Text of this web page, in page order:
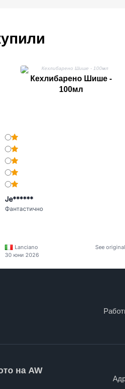
Кехлибарено Шише -
100мл
Je******
Фантастично
Lanciano
See original
30 юни 2026
на AW